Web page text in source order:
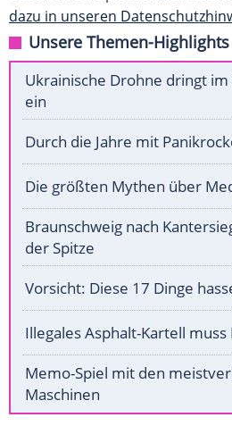
dazu in unseren
Unsere Themen-Highlights
Ukrainische Drohne dringt
ein
Durch die Jahre mit
Die größten Mythen über
Braunschweig nach
der Spitze
Vorsicht: Diese 17 Dinge
Illegales Asphalt-Kartell
Memo-Spiel mit den
Maschinen